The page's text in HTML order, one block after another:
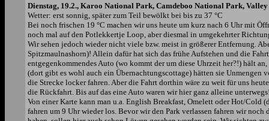
Dienstag, 19.2., Karoo National Park, Camdeboo National Park,
Wetter: erst sonnig, später zum Teil bewölkt bei bis zu 37 °C
Bei noch frischen 19 °C machen wir uns heute um kurz nach 6 Uhr mit
noch mal auf den Potlekkertje Loop, aber diesmal in umgekehrter
Wir sehen jedoch wieder nicht viele bzw. meist in größerer Entfernung.
Spitzmaulnashorn)! Allein dafür hat sich das frühe Aufstehen und die
entgegenkommendes Auto (wo kommt der um diese Uhrzeit her?!) hält
(dort gibt es wohl auch ein Übernachtungscottage) hätten sie Unmengen
die Strecke locker fahren. Aber die Fahrt dorthin wäre zu weit für uns
die Rückfahrt. Bis auf das eine Auto waren wir hier ganz alleine
Von einer Karte kann man u.a. English Breakfast, Omelett oder Hot/Cold
fahren um 9 Uhr wieder los. Bevor wir den Park verlassen fahren wir